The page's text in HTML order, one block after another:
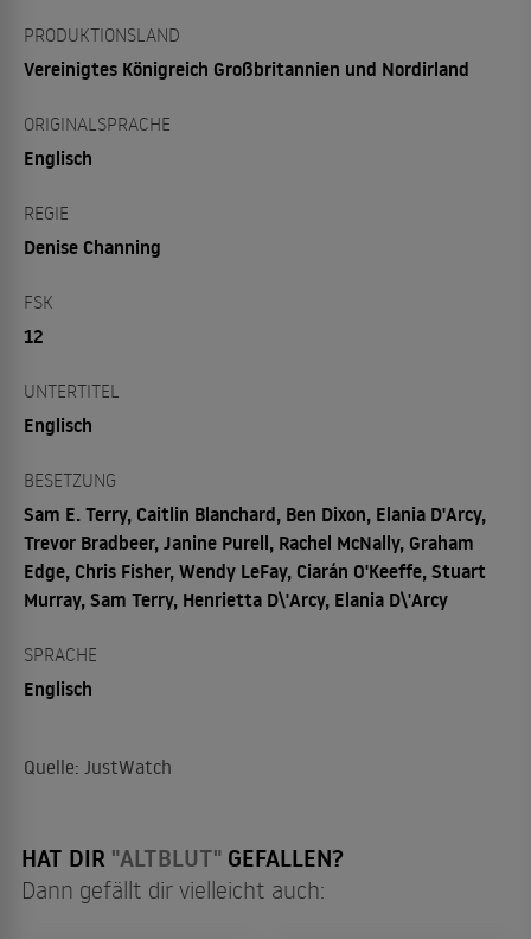
PRODUKTIONSLAND
Vereinigtes Königreich Großbritannien und Nordirland
ORIGINALSPRACHE
Englisch
REGIE
Denise Channing
FSK
12
UNTERTITEL
Englisch
BESETZUNG
Sam E. Terry, Caitlin Blanchard, Ben Dixon, Elania D'Arcy,
Trevor Bradbeer, Janine Purell, Rachel McNally, Graham
Edge, Chris Fisher, Wendy LeFay, Ciarán O'Keeffe, Stuart
Murray, Sam Terry, Henrietta D\'Arcy, Elania D\'Arcy
SPRACHE
Englisch
Quelle: JustWatch
HAT DIR "ALTBLUT" GEFALLEN?
Dann gefällt dir vielleicht auch: